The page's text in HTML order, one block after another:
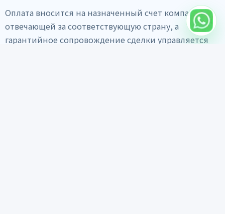
Оплата вносится на назначенный счет компании,
отвечающей за соответствующую страну, а
гарантийное сопровождение сделки управляется